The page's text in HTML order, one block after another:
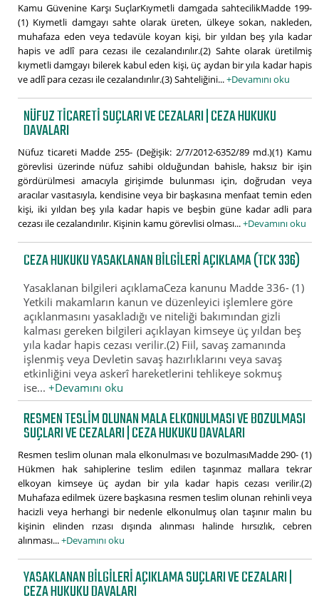
Kamu Güvenine Karşı SuçlarKıymetli damgada sahtecilikMadde 199-
(1) Kıymetli damgayı sahte olarak üreten, ülkeye sokan, nakleden,
muhafaza eden veya tedavüle koyan kişi, bir yıldan beş yıla kadar
hapis ve adlî para cezası ile cezalandırılır.(2) Sahte olarak üretilmiş
kıymetli damgayı bilerek kabul eden kişi, üç aydan bir yıla kadar hapis
ve adlî para cezası ile cezalandırılır.(3) Sahteliğini...+Devamını oku
NÜFUZ TICARETI SUÇLARI VE CEZALARI | CEZA HUKUKU
DAVALARI
Nüfuz ticareti Madde 255- (Değişik: 2/7/2012-6352/89 md.)(1) Kamu
görevlisi üzerinde nüfuz sahibi olduğundan bahisle, haksız bir işin
gördürülmesi amacıyla girişimde bulunması için, doğrudan veya
aracılar vasıtasıyla, kendisine veya bir başkasına menfaat temin eden
kişi, iki yıldan beş yıla kadar hapis ve beşbin güne kadar adli para
cezası ile cezalandırılır. Kişinin kamu görevlisi olması...+Devamını oku
CEZA HUKUKU YASAKLANAN BILGILERI AÇIKLAMA (TCK 336)
Yasaklanan bilgileri açıklamaCeza kanunu Madde 336- (1)
Yetkili makamların kanun ve düzenleyici işlemlere göre
açıklanmasını yasakladığı ve niteliği bakımından gizli
kalması gereken bilgileri açıklayan kimseye üç yıldan beş
yıla kadar hapis cezası verilir.(2) Fiil, savaş zamanında
işlenmiş veya Devletin savaş hazırlıklarını veya savaş
etkinliğini veya askerî hareketlerini tehlikeye sokmuş
ise...+Devamını oku
RESMEN TESLIM OLUNAN MALA ELKONULMASI VE BOZULMASI
SUÇLARI VE CEZALARI | CEZA HUKUKU DAVALARI
Resmen teslim olunan mala elkonulması ve bozulmasıMadde 290- (1)
Hükmen hak sahiplerine teslim edilen taşınmaz mallara tekrar
elkoyan kimseye üç aydan bir yıla kadar hapis cezası verilir.(2)
Muhafaza edilmek üzere başkasına resmen teslim olunan rehinli veya
hacizli veya herhangi bir nedenle elkonulmuş olan taşınır malın bu
kişinin elinden rızası dışında alınması halinde hırsızlık, cebren
alınması...+Devamını oku
YASAKLANAN BILGILERI AÇIKLAMA SUÇLARI VE CEZALARI |
CEZA HUKUKU DAVALARI